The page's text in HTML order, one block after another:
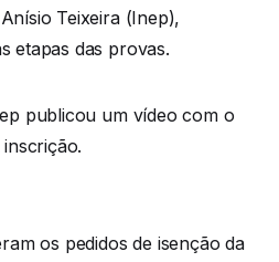
Teixeira (Inep),
etapas das provas.
publicou um vídeo com o
os pedidos de isenção da